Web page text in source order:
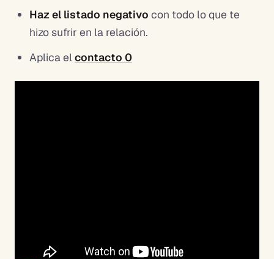
Haz el listado negativo con todo lo que te
hizo sufrir en la relación.
Aplica elcontacto 0